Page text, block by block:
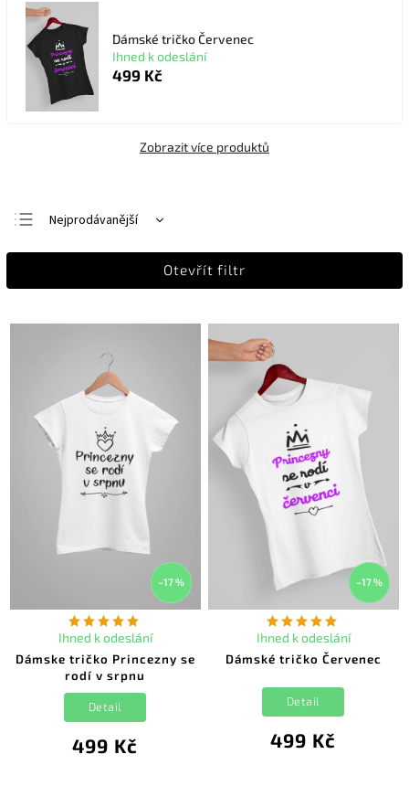
Dámské tričko Červenec
Ihned k odeslání
499 Kč
Zobrazit více produktů
Nejlevnější
Nejprodávanější
Otevřít filtr
–17 %
Dámske tričko Princezny se
rodí v srpnu
Ihned k odeslání
499 Kč
Detail
–17 %
Dámské tričko Červenec
Ihned k odeslání
499 Kč
Detail